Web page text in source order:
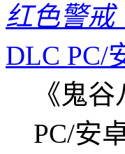
红色警戒
DLC PC/
《鬼
PC/安